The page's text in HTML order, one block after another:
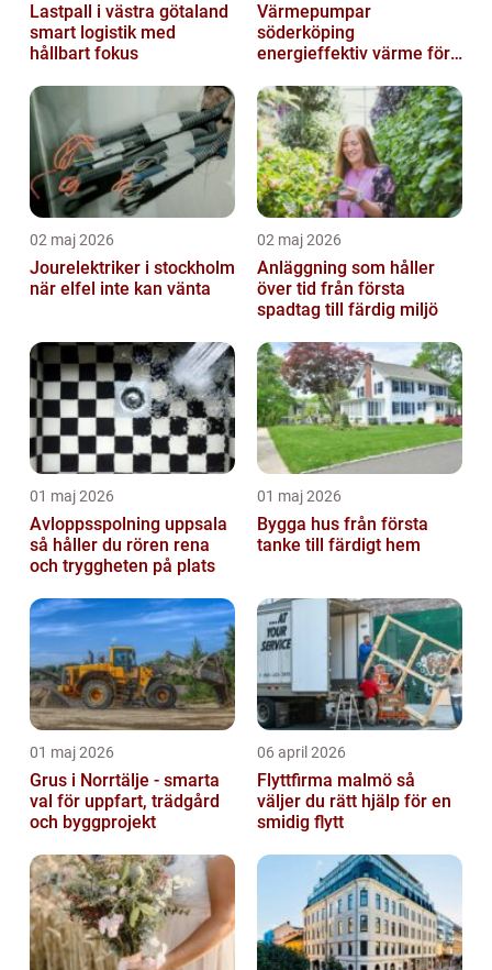
Lastpall i västra götaland
smart logistik med
hållbart fokus
Värmepumpar
söderköping
energieffektiv värme för
02 maj 2026
Jourelektriker i stockholm
när elfel inte kan vänta
02 maj 2026
Anläggning som håller
över tid från första
spadtag till färdig miljö
01 maj 2026
Avloppsspolning uppsala
så håller du rören rena
och tryggheten på plats
01 maj 2026
Bygga hus från första
tanke till färdigt hem
01 maj 2026
Grus i Norrtälje - smarta
val för uppfart, trädgård
och byggprojekt
06 april 2026
Flyttfirma malmö så
väljer du rätt hjälp för en
smidig flytt